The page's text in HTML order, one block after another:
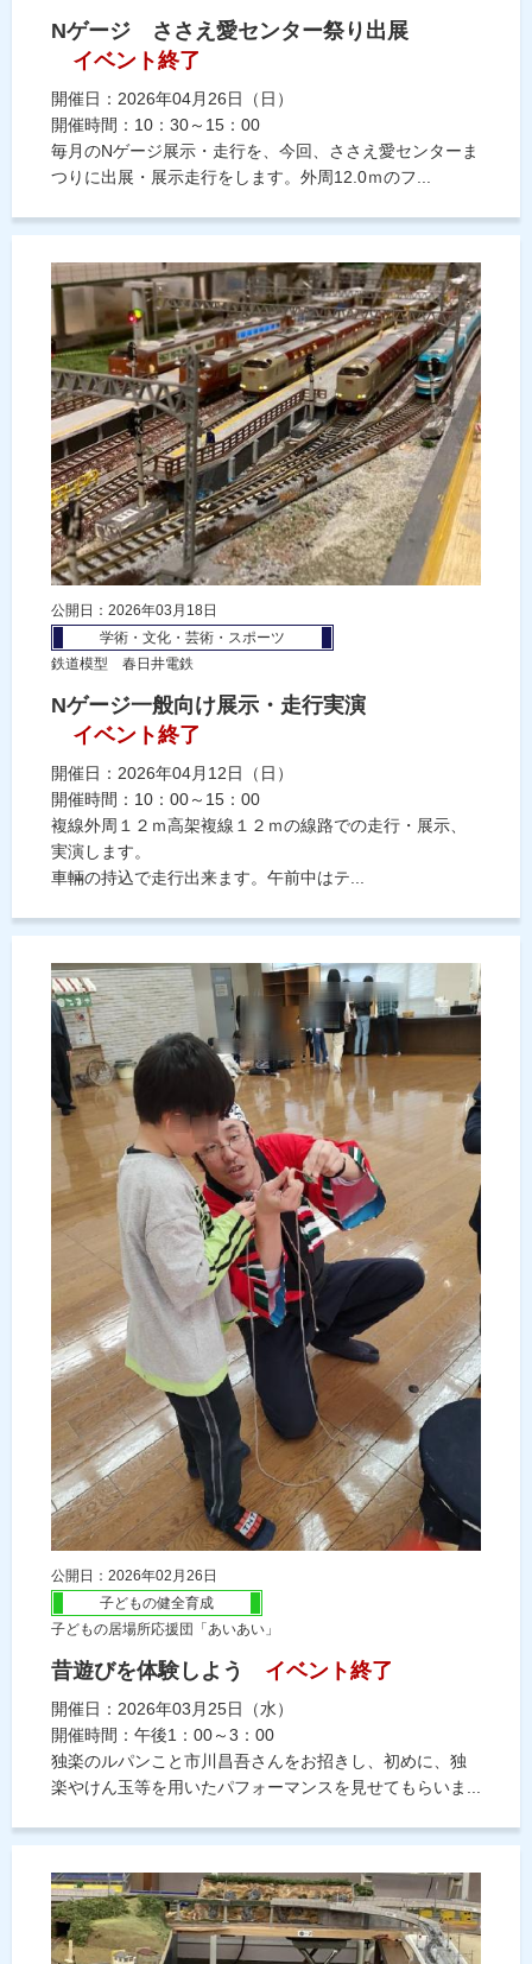
Nゲージ ささえ愛センター祭り出展
イベント終了
開催日：2026年04月26日（日）
開催時間：10：30～15：00
毎月のNゲージ展示・走行を、今回、ささえ愛センターま
つりに出展・展示走行をします。外周12.0ｍのフ...
公開日：2026年03月18日
学術・文化・芸術・スポーツ
鉄道模型 春日井電鉄
Nゲージ一般向け展示・走行実演
イベント終了
開催日：2026年04月12日（日）
開催時間：10：00～15：00
複線外周１２ｍ高架複線１２ｍの線路での走行・展示、
実演します。
車輛の持込で走行出来ます。午前中はテ...
公開日：2026年02月26日
子どもの健全育成
子どもの居場所応援団「あいあい」
昔遊びを体験しよう イベント終了
開催日：2026年03月25日（水）
開催時間：午後1：00～3：00
独楽のルパンこと市川昌吾さんをお招きし、初めに、独
楽やけん玉等を用いたパフォーマンスを見せてもらいま...